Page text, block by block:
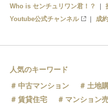
Who is センチュリワン君！？
Youtube公式チャンネル
成
人気のキーワード
中古マンション
土地
賃貸住宅
マンション